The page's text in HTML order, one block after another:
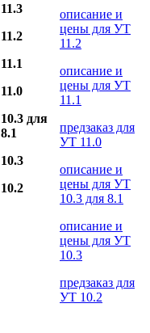
11.3
11.2
11.1
11.0
10.3 для
8.1
10.3
10.2
описание и
цены для УТ
11.2
описание и
цены для УТ
11.1
предзаказ для
УТ 11.0
описание и
цены для УТ
10.3 для 8.1
описание и
цены для УТ
10.3
предзаказ для
УТ 10.2